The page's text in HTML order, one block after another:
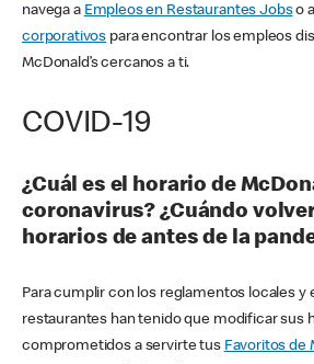
navega a Empleos en Restaurantes Jobso a
corporativos para encontrar los empleos
McDonald’s cercanos a ti.
COVID-19
¿Cuál es el horario de
coronavirus? ¿Cuándo
horarios de antes de la
Para cumplir con los reglamentos locales y
restaurantes han tenido que modificar sus
comprometidos a servirte tus Favoritos de